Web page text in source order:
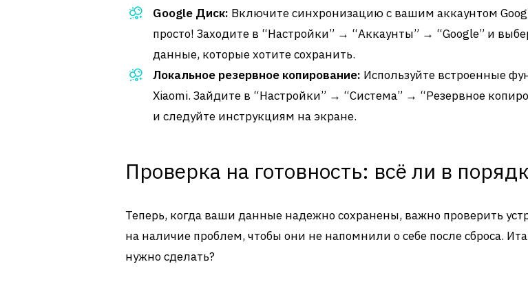
Google Диск: Включите синхронизацию с вашим аккаунтом
просто! Заходите в “Настройки” → “Аккаунты” → “Google” и
данные, которые хотите сохранить.
Локальное резервное копирование: Используйте встроенные
Xiaomi. Зайдите в “Настройки” → “Система” → “Резервное
и следуйте инструкциям на экране.
Проверка на готовность: всё ли в
Теперь, когда ваши данные надежно сохранены, важно проверить
на наличие проблем, чтобы они не напомнили о себе после сброса.
нужно сделать?